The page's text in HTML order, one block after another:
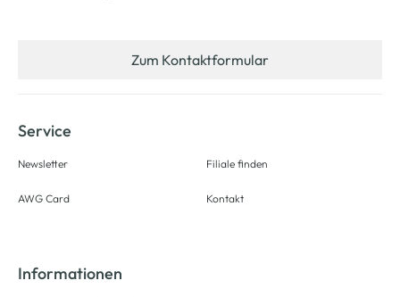
Zum Kontaktformular
Service
Newsletter
AWG Card
Filiale finden
Kontakt
Informationen